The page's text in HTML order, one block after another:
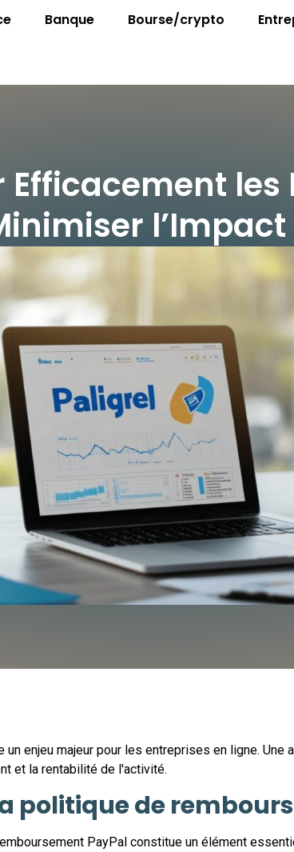
Banque Bourse/crypto
Efficacement
enjeu majeur pour les entreprises en ligne.
et la rentabilité de l'activité.
politique de
PayPal constitue un élément